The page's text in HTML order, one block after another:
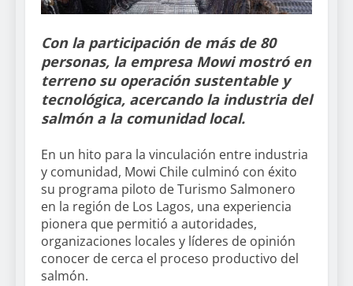
Con la participación de más de 80
personas, la empresa Mowi mostró en
terreno su operación sustentable y
tecnológica, acercando la industria del
salmón a la comunidad local.
En un hito para la vinculación entre industria
y comunidad, Mowi Chile culminó con éxito
su programa piloto de Turismo Salmonero
en la región de Los Lagos, una experiencia
pionera que permitió a autoridades,
organizaciones locales y líderes de opinión
conocer de cerca el proceso productivo del
salmón.